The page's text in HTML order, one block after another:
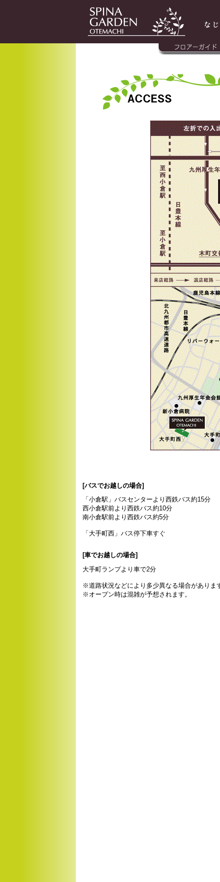
[バスでお越しの場合]
「小倉駅」バスセンターより西鉄バ
西小倉駅前より西鉄バス
南小倉駅前より西鉄バ
「大手町西」バス停下車すぐ
[車でお越しの場合]
大手町ランプより車で2分
※道路状況などにより多少異なる場合がありま
※オープン時は混雑が予想されます。